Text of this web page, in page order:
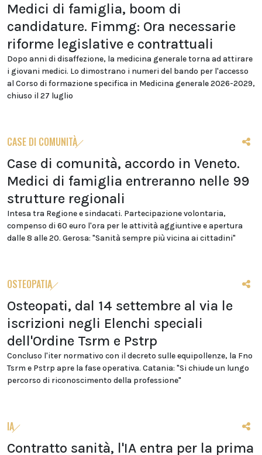
Medici di famiglia, boom di
candidature. Fimmg: Ora necessarie
riforme legislative e contrattuali
Dopo anni di disaffezione, la medicina generale torna ad attirare
i giovani medici. Lo dimostrano i numeri del bando per l'accesso
al Corso di formazione specifica in Medicina generale 2026-2029,
chiuso il 27 luglio
CASE DI COMUNITÀ
Case di comunità, accordo in Veneto.
Medici di famiglia entreranno nelle 99
strutture regionali
Intesa tra Regione e sindacati. Partecipazione volontaria,
compenso di 60 euro l'ora per le attività aggiuntive e apertura
dalle 8 alle 20. Gerosa: "Sanità sempre più vicina ai cittadini"
OSTEOPATIA
Osteopati, dal 14 settembre al via le
iscrizioni negli Elenchi speciali
dell'Ordine Tsrm e Pstrp
Concluso l'iter normativo con il decreto sulle equipollenze, la Fno
Tsrm e Pstrp apre la fase operativa. Catania: "Si chiude un lungo
percorso di riconoscimento della professione"
IA
Contratto sanità, l'IA entra per la prima